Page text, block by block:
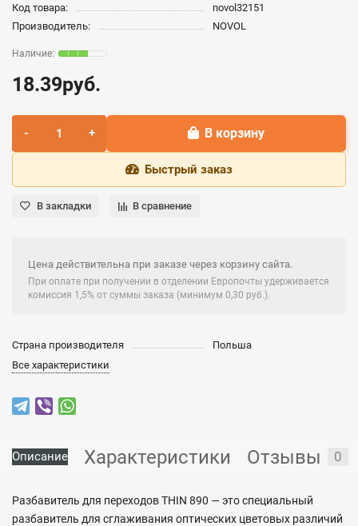
Код товара:
novol32151
Производитель:
NOVOL
18.39руб.
В корзину
Быстрый заказ
В закладки В сравнение
Цена действительна при заказе через корзину сайта.
При оплате при получении в отделении Европочты удерживается
комиссия 1,5% от суммы заказа (минимум 0,30 руб.).
Страна производителя
Польша
Все характеристики
Описание Характеристики Отзывы 0
Разбавитель для переходов THIN 890 — это специальный
разбавитель для сглаживания оптических цветовых различий